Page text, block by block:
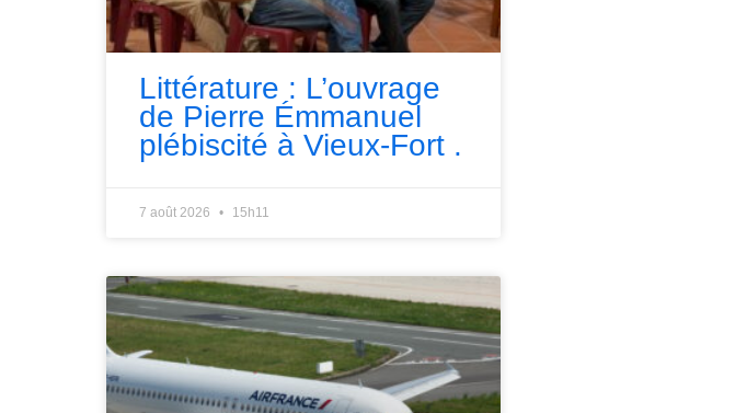
Littérature : L’ouvrage
de Pierre Émmanuel
plébiscité à Vieux-Fort .
7 août 2026 15h11